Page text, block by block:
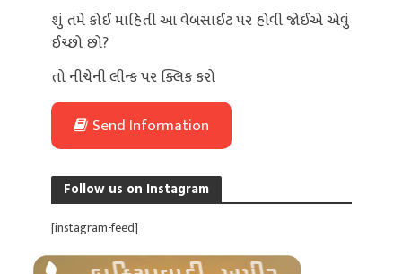
શું તમે કોઈ માહિતી આ વેબસાઈટ પર હોવી જોઈએ એવું
ઈચ્છો છો?
તો નીચેની લીન્ક પર ક્લિક કરો
Send Information
Follow us on Instagram
[instagram-feed]